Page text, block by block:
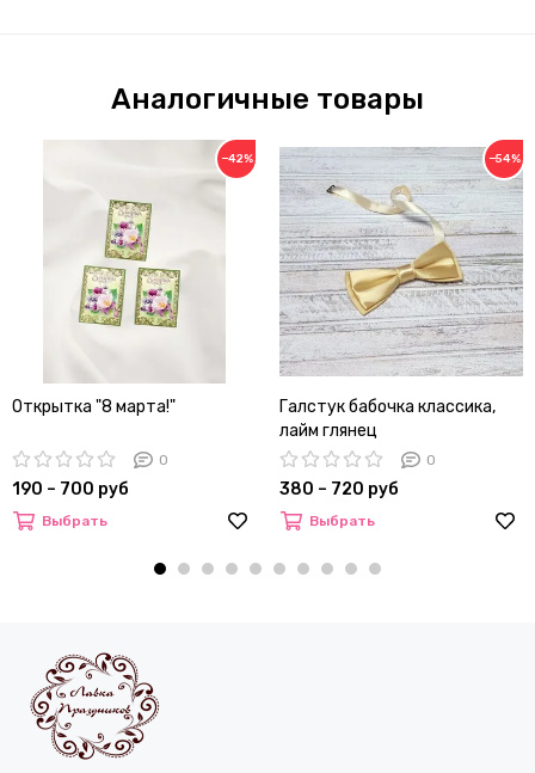
Аналогичные товары
−42%
Открытка "8 марта!"
0
190 – 700 руб
Выбрать
−54%
Галстук бабочка классика,
лайм глянец
0
380 – 720 руб
Выбрать